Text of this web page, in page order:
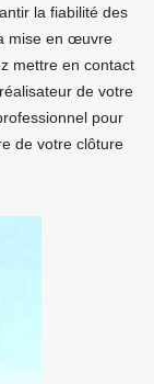
la fiabilité des
mise en œuvre
mettre en contact
de votre
pour
de votre clôture